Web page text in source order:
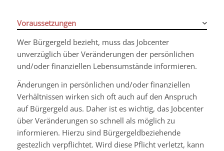
Voraussetzungen
Wer Bürgergeld bezieht, muss das Jobcenter
unverzüglich über Veränderungen der persönlichen
und/oder finanziellen Lebensumstände informieren.
Änderungen in persönlichen und/oder finanziellen
Verhältnissen wirken sich oft auch auf den Anspruch
auf Bürgergeld aus. Daher ist es wichtig, das Jobcenter
über Veränderungen so schnell als möglich zu
informieren. Hierzu sind Bürgergeldbeziehende
gestezlich verpflichtet. Wird diese Pflicht verletzt, kann